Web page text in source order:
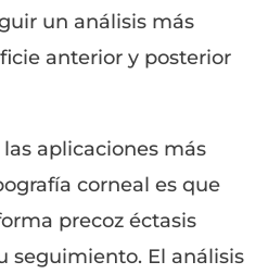
un análisis más
anterior y posterior
aplicaciones más
corneal es que
precoz éctasis
seguimiento. El análisis